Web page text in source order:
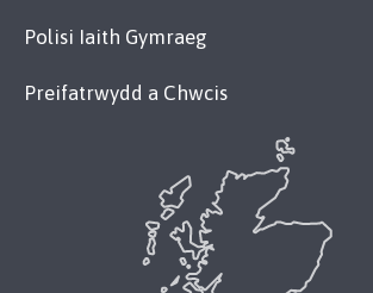
Polisi Iaith Gymraeg
Preifatrwydd a Chwcis